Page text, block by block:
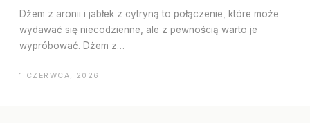
Dżem z aronii i jabłek z cytryną to połączenie, które może
wydawać się niecodzienne, ale z pewnością warto je
wypróbować. Dżem z…
1 CZERWCA, 2026